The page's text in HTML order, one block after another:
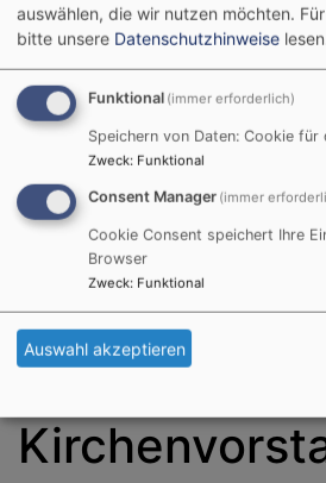
Evangelisch in
Evang.-Luth. Pfarrei Schweinfurt-Stadt:
Christuskirche mit Arche, Dreieinigkeits-Kirche,
Johannis, St. Lukas mit Gut Deutschhof, St.
Hauptnavigation
auswählen, die wir nutzen möchten.
bitte unsere Datenschutzhinweise
Funktional (immer erforderlich)
Speichern von Daten: Cookie für
Zweck: Funktional
Consent Manager (immer
Cookie Consent speichert Ihre
Browser
Zweck: Funktional
Auswahl akzeptieren